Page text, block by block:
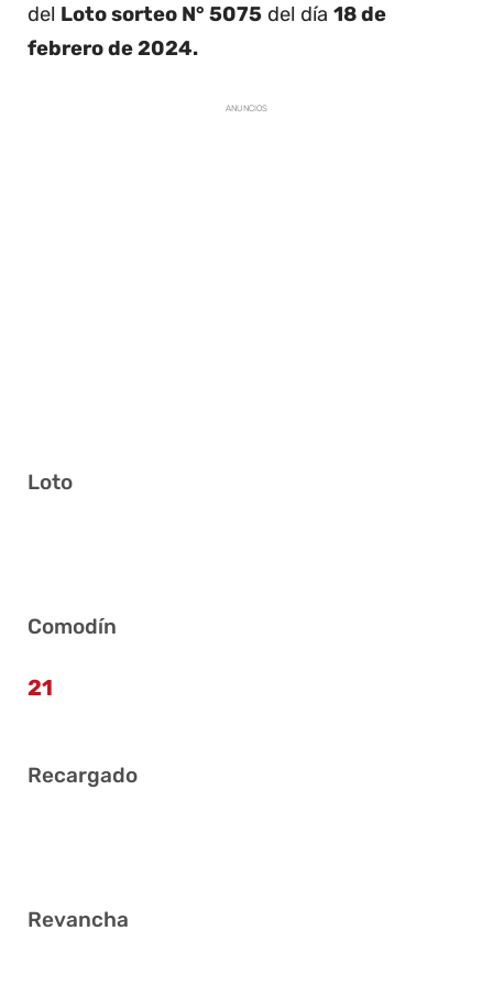
del Loto sorteo N° 5075 del día 18 de
febrero de 2024.
ANUNCIOS
Loto
Comodín
21
Recargado
Revancha